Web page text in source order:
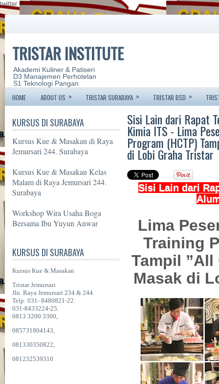
twitter
TRISTAR INSTITUTE
Akademi Kuliner & Patiseri
D3 Manajemen Perhotelan
S1 Teknologi Pangan
HOME ABOUT US » TRISTAR SURABAYA » TRISTAR BSD »
KURSUS DI SURABAYA
Kursus Kue & Masakan di Raya
Jemursari 244. Surabaya
Kursus Kue & Masakan Kelas
Malam di Raya Jemursari 244.
Surabaya
Workshop Wira Usaha Boga
Bersama Ibu Yuyun Anwar
KURSUS DI SURABAYA
Kursus Kue & Masakan
Tristar Jemursari
Jln. Raya Jemursari 234 & 244.
Telp: 031- 8480821-22.
031-8433224-25.
0813 3200 3300,
085731804143,
081330350822,
081232539310
Sisi Lain dari Rapat
Kimia ITS - Lima
Program (HCTP)
di Lobi Graha Tristar
Sisi Lain dari
Lima
Training
Tampil ”All
Masak di